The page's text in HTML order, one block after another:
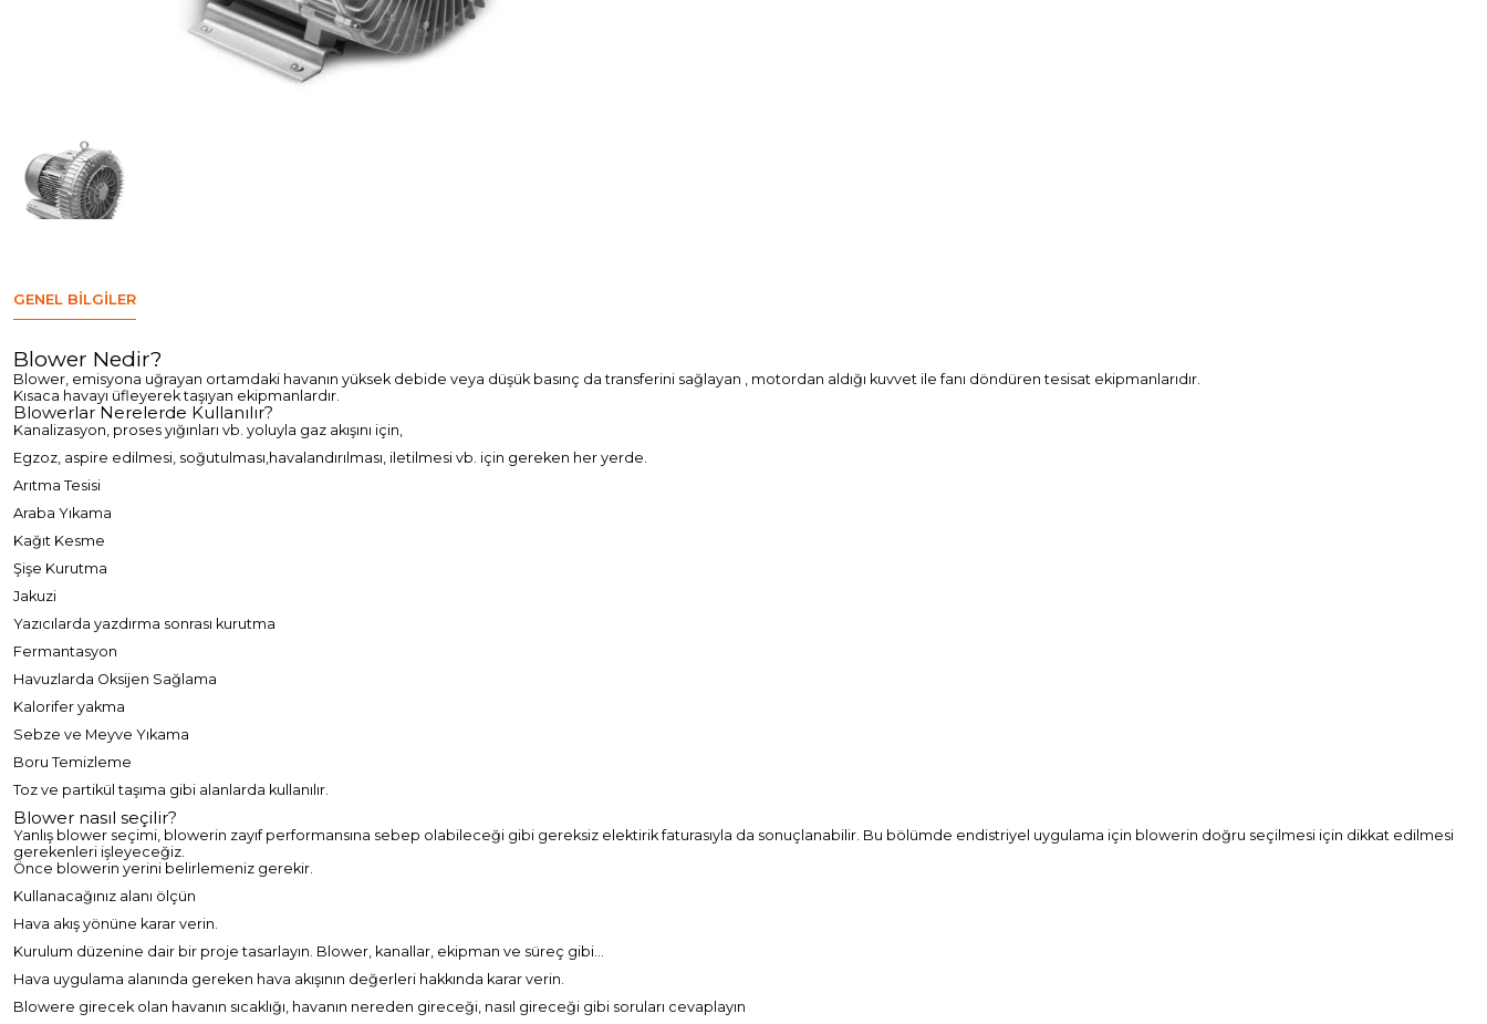
GENEL BILGILER
Blower Nedir?
Blower, emisyona uğrayan ortamdaki havanın yüksek debide veya düşük basınç da transferini sağlayan , motordan aldığı kuvvet ile fanı döndüren tesisat ekipmanlarıdır.
Kısaca havayı üfleyerek taşıyan ekipmanlardır.
Blowerlar Nerelerde Kullanılır?
Kanalizasyon, proses yığınları vb. yoluyla gaz akışını için,
Egzoz, aspire edilmesi, soğutulması,havalandırılması, iletilmesi vb. için gereken her yerde.
Arıtma Tesisi
Araba Yıkama
Kağıt Kesme
Şişe Kurutma
Jakuzi
Yazıcılarda yazdırma sonrası kurutma
Fermantasyon
Havuzlarda Oksijen Sağlama
Kalorifer yakma
Sebze ve Meyve Yıkama
Boru Temizleme
Toz ve partikül taşıma gibi alanlarda kullanılır.
Blower nasıl seçilir?
Yanlış blower seçimi, blowerin zayıf performansına sebep olabileceği gibi gereksiz elektirik faturasıyla da sonuçlanabilir. Bu bölümde endistriyel uygulama için blowerin doğru seçilmesi için dikkat edilmesi
gerekenleri işleyeceğiz.
Önce blowerin yerini belirlemeniz gerekir.
Kullanacağınız alanı ölçün
Hava akış yönüne karar verin.
Kurulum düzenine dair bir proje tasarlayın. Blower, kanallar, ekipman ve süreç gibi…
Hava uygulama alanında gereken hava akışının değerleri hakkında karar verin.
Blowere girecek olan havanın sıcaklığı, havanın nereden gireceği, nasıl gireceği gibi soruları cevaplayın